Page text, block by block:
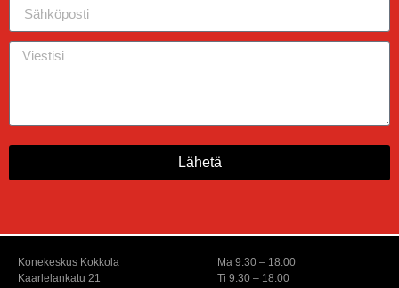
Lähetä
Konekeskus Kokkola
Kaarlelankatu 21
Ma 9.30 – 18.00
Ti 9.30 – 18.00